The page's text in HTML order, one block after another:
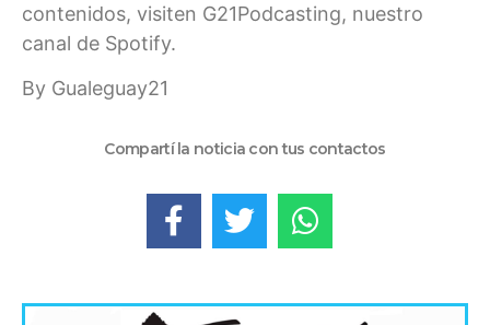
contenidos, visiten G21Podcasting, nuestro
canal de Spotify.
By Gualeguay21
Compartí la noticia con tus contactos